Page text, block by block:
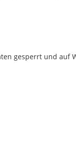
gesperrt und auf